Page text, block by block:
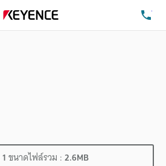
1ขนาดไฟล์รวม :2.6MB